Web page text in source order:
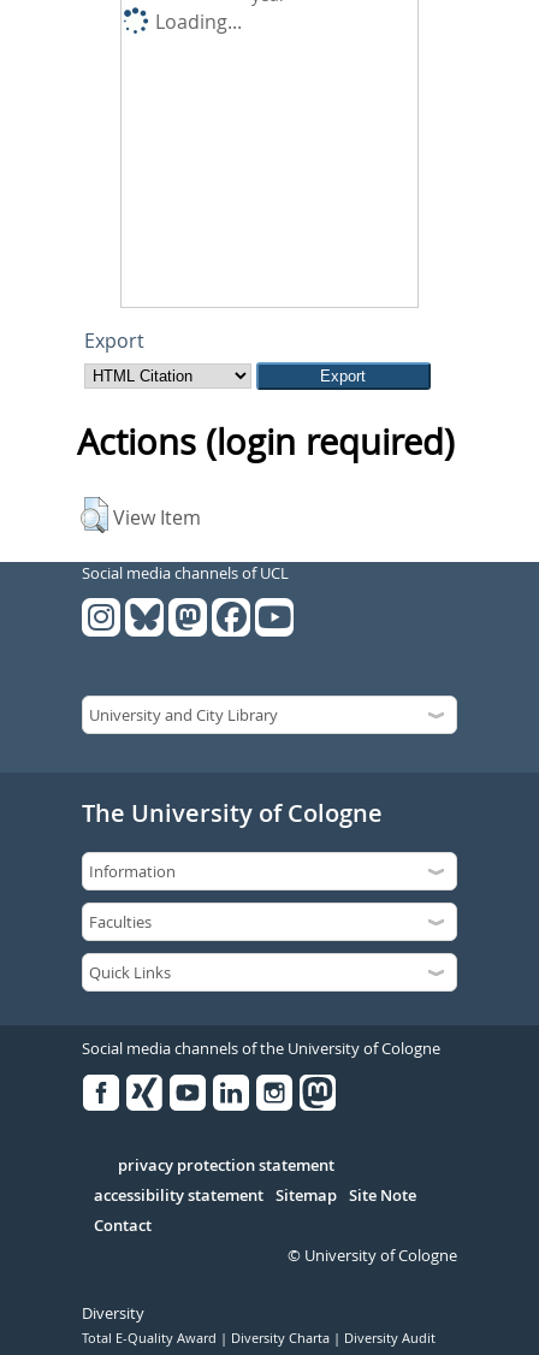
Loading...
Export
Actions (login required)
View Item
Social media channels of UCL
The University of Cologne
Social media channels of the University of Cologne
Serivce
privacy protection statement
accessibility statement Sitemap Site Note
Contact
© University of Cologne
Diversity
Total E-Quality Award Diversity Charta Diversity Audit